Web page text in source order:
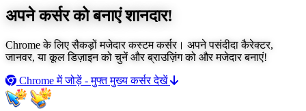
अपने कर्सर को बनाएंशानदार!
Chrome के लिए सैकड़ों मजेदार कस्टम कर्सर। अपने पसंदीदा कैरेक्टर,
जानवर, या कूल डिज़ाइन को चुनें और ब्राउज़िंग को और मजेदार बनाएं!
Chrome में जोड़ें - मुफ्तमुख्य कर्सर देखें